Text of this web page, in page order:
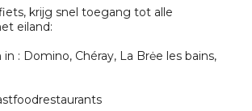
krijg snel toegang tot alle
eiland:
: Domino, Chéray, La Brėe les bains,